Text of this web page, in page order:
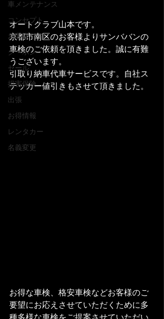
車メンテナンス
コンセプト
お客様
クーポン
セール
損害保険
出張
お得情報
レンタカー
名義変更
オートクラブ山本です。
京都市南区のお客様よりサンババンの
車検のご依頼を頂きました。誠に有難
うございます。
引取り納車代車サービスです。自社ス
テッカー値引きもさせて頂きました。
お得な車検、格安車検などお客様のご
要望にお応えさせていただくために多